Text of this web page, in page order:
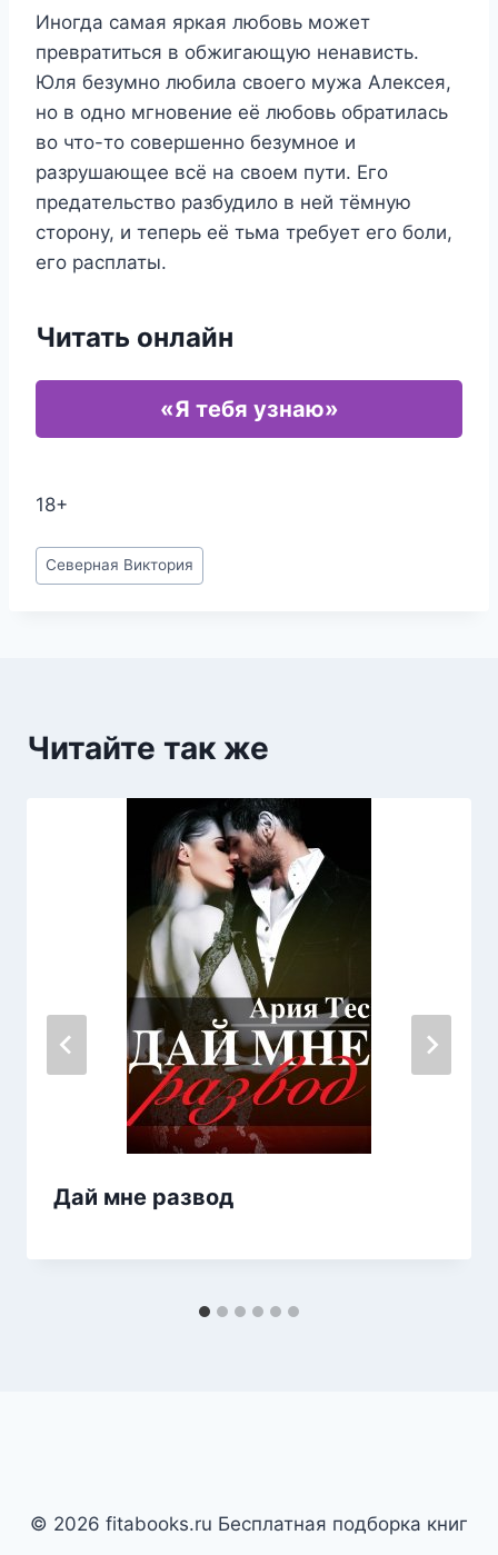
Иногда самая яркая любовь может
превратиться в обжигающую ненависть.
Юля безумно любила своего мужа Алексея,
но в одно мгновение её любовь обратилась
во что-то совершенно безумное и
разрушающее всё на своем пути. Его
предательство разбудило в ней тёмную
сторону, и теперь её тьма требует его боли,
его расплаты.
Читать онлайн
«Я тебя узнаю»
18+
Метки
записи:
Северная Виктория
Читайте так же
Дай мне развод
© 2026 fitabooks.ru Бесплатная подборка книг